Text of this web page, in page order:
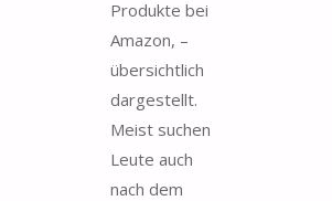
Produkte bei
Amazon, –
übersichtlich
dargestellt.
Meist suchen
Leute auch
nach dem